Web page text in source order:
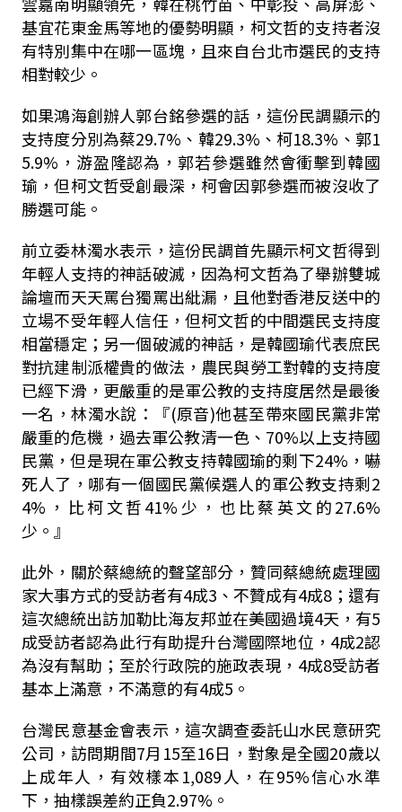
基宜花東金馬等地的優勢明顯，柯文哲的支持者沒
有特別集中在哪一區塊，且來自台北市選民的支持
相對較少。
如果鴻海創辦人郭台銘參選的話，這份民調顯示的
支持度分別為蔡29.7%、韓29.3%、柯18.3%、郭1
5.9%，游盈隆認為，郭若參選雖然會衝擊到韓國
瑜，但柯文哲受創最深，柯會因郭參選而被沒收了
勝選可能。
前立委林濁水表示，這份民調首先顯示柯文哲得到
年輕人支持的神話破滅，因為柯文哲為了舉辦雙城
論壇而天天罵台獨罵出紕漏，且他對香港反送中的
立場不受年輕人信任，但柯文哲的中間選民支持度
相當穩定；另一個破滅的神話，是韓國瑜代表庶民
對抗建制派權貴的做法，農民與勞工對韓的支持度
已經下滑，更嚴重的是軍公教的支持度居然是最後
一名，林濁水說：『(原音)他甚至帶來國民黨非常
嚴重的危機，過去軍公教清一色、70%以上支持國
民黨，但是現在軍公教支持韓國瑜的剩下24%，嚇
死人了，哪有一個國民黨候選人的軍公教支持剩2
4%，比柯文哲41%少，也比蔡英文的27.6%
少。』
此外，關於蔡總統的聲望部分，贊同蔡總統處理國
家大事方式的受訪者有4成3、不贊成有4成8；還有
這次總統出訪加勒比海友邦並在美國過境4天，有5
成受訪者認為此行有助提升台灣國際地位，4成2認
為沒有幫助；至於行政院的施政表現，4成8受訪者
基本上滿意，不滿意的有4成5。
台灣民意基金會表示，這次調查委託山水民意研究
公司，訪問期間7月15至16日，對象是全國20歲以
上成年人，有效樣本1,089人，在95%信心水準
下，抽樣誤差約正負2.97%。